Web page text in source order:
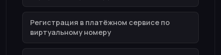
Регистрация в платёжном сервисе по
виртуальному номеру